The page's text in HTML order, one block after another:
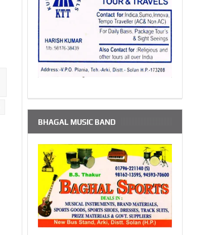
BHAGAL MUSIC BAND